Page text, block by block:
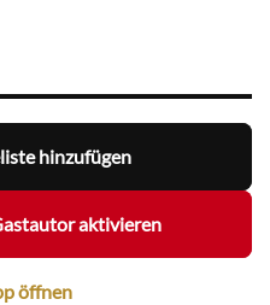
hinzufügen
aktivieren
öffnen